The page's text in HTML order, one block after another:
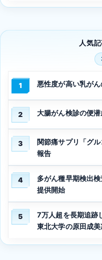
人気
1 悪性度が高い乳が
2 大腸がん検診の便
3
関節痛サプリ「グ
報告
4
多がん種早期検出
提供開始
5
7万人超を長期追跡
東北大学の原田成